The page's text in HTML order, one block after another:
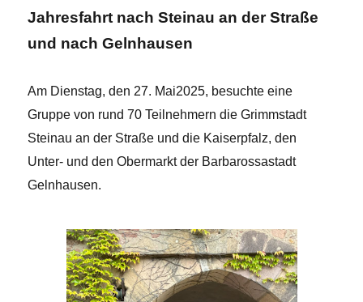
Jahresfahrt nach Steinau an der Straße
und nach Gelnhausen
Am Dienstag, den 27. Mai2025, besuchte eine
Gruppe von rund 70 Teilnehmern die Grimmstadt
Steinau an der Straße und die Kaiserpfalz, den
Unter- und den Obermarkt der Barbarossastadt
Gelnhausen.